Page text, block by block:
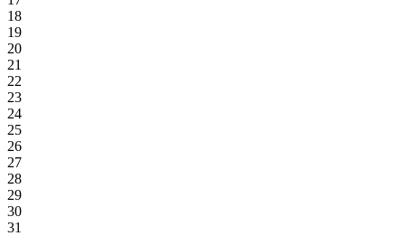
18
19
20
21
22
23
24
25
26
27
28
29
30
31